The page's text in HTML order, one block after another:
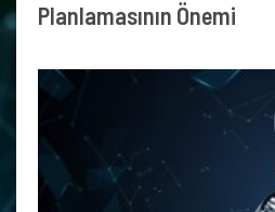
Planlamasının Önemi